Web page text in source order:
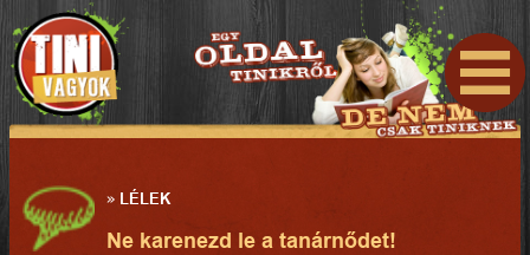
» LÉLEK
Ne karenezd le a tanárnődet!